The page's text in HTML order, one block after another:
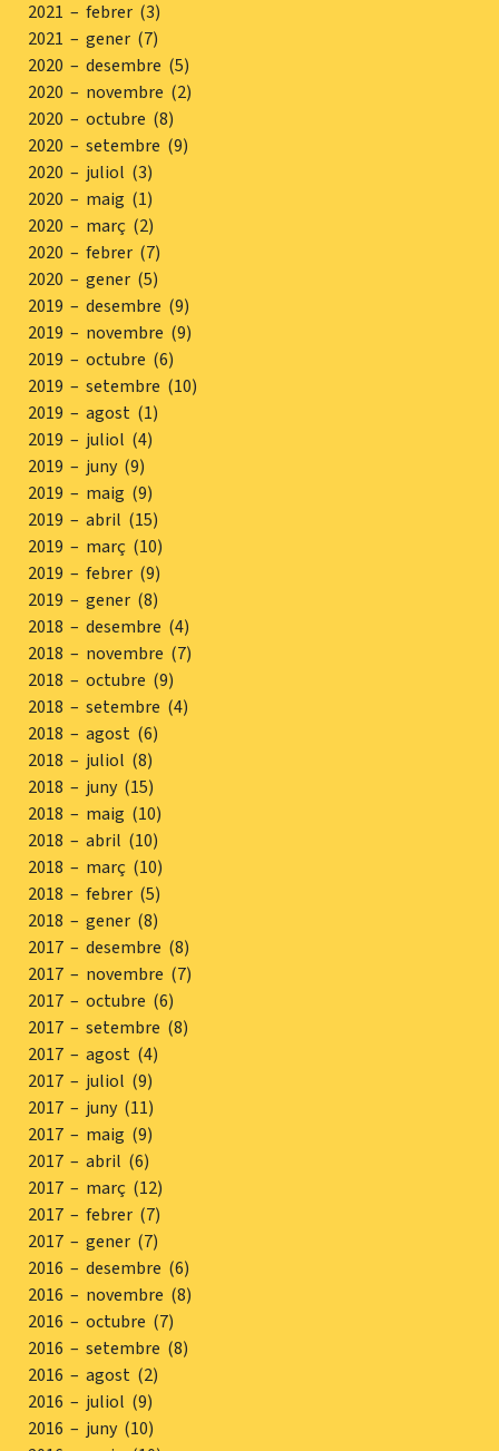
2021 – febrer (3)
2021 – gener (7)
2020 – desembre (5)
2020 – novembre (2)
2020 – octubre (8)
2020 – setembre (9)
2020 – juliol (3)
2020 – maig (1)
2020 – març (2)
2020 – febrer (7)
2020 – gener (5)
2019 – desembre (9)
2019 – novembre (9)
2019 – octubre (6)
2019 – setembre (10)
2019 – agost (1)
2019 – juliol (4)
2019 – juny (9)
2019 – maig (9)
2019 – abril (15)
2019 – març (10)
2019 – febrer (9)
2019 – gener (8)
2018 – desembre (4)
2018 – novembre (7)
2018 – octubre (9)
2018 – setembre (4)
2018 – agost (6)
2018 – juliol (8)
2018 – juny (15)
2018 – maig (10)
2018 – abril (10)
2018 – març (10)
2018 – febrer (5)
2018 – gener (8)
2017 – desembre (8)
2017 – novembre (7)
2017 – octubre (6)
2017 – setembre (8)
2017 – agost (4)
2017 – juliol (9)
2017 – juny (11)
2017 – maig (9)
2017 – abril (6)
2017 – març (12)
2017 – febrer (7)
2017 – gener (7)
2016 – desembre (6)
2016 – novembre (8)
2016 – octubre (7)
2016 – setembre (8)
2016 – agost (2)
2016 – juliol (9)
2016 – juny (10)